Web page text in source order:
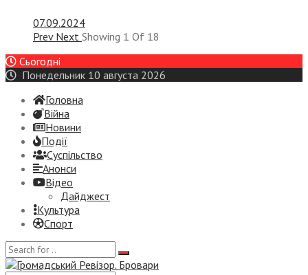
07.09.2024
Prev Next Showing 1 Of 18
Сьогодні
Понедельник 10 августа 2026
Головна
Війна
Новини
Події
Суспiльство
Анонси
Відео
Дайджест
Культура
Спорт